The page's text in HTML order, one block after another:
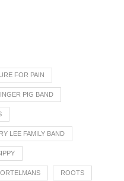
FOR PAIN
PIG BAND
LEE FAMILY BAND
ROOTS